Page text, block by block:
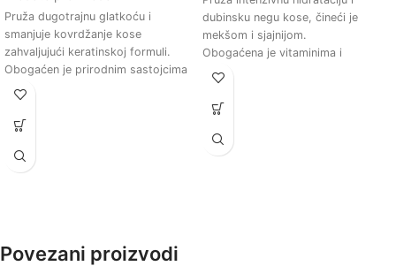
Pruža dugotrajnu glatkoću i
smanjuje kovrdžanje kose
zahvaljujući keratinskoj formuli.
Obogaćen je prirodnim sastojcima
koji dubinski hrane i jačaju kosu.
čini pogodnim za sve tipove kose,
Održava optimalnu hidrataciju
dubinsku negu kose, čineći je
mekšom i sjajnijom.
Obogaćena je vitaminima i
mineralima koji jačaju strukturu
Štiti kosu od štetnih spoljašnjih
zagađenje.
Povezani proizvodi